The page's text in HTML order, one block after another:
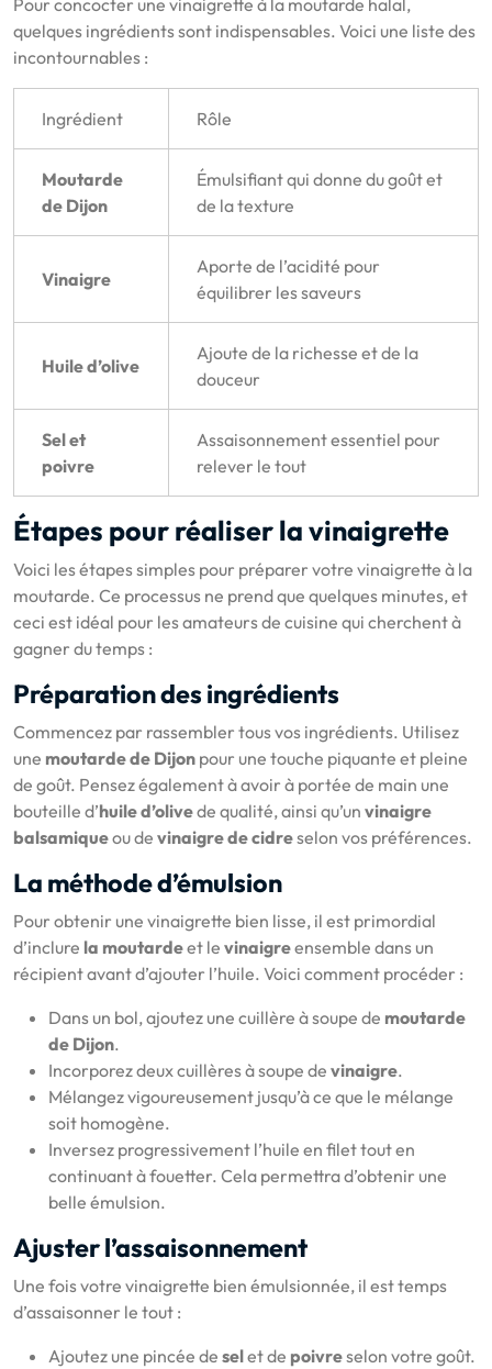
quelques ingrédients sont indispensables. Voici une liste des
incontournables :
Ingrédient Rôle
Moutarde
de Dijon
Émulsifiant qui donne du goût et
de la texture
Vinaigre
Aporte de l’acidité pour
équilibrer les saveurs
Huile d’olive
Ajoute de la richesse et de la
douceur
Sel et
poivre
Assaisonnement essentiel pour
relever le tout
Étapes pour réaliser la vinaigrette
Voici les étapes simples pour préparer votre vinaigrette à la
moutarde. Ce processus ne prend que quelques minutes, et
ceci est idéal pour les amateurs de cuisine qui cherchent à
gagner du temps :
Préparation des ingrédients
Commencez par rassembler tous vos ingrédients. Utilisez
une moutarde de Dijon pour une touche piquante et pleine
de goût. Pensez également à avoir à portée de main une
bouteille d’huile d’olivede qualité, ainsi qu’un vinaigre
balsamiqueou de vinaigre de cidreselon vos préférences.
La méthode d’émulsion
Pour obtenir une vinaigrette bien lisse, il est primordial
d’inclure la moutardeet le vinaigreensemble dans un
récipient avant d’ajouter l’huile. Voici comment procéder :
Dans un bol, ajoutez une cuillère à soupe de moutarde
de Dijon.
Incorporez deux cuillères à soupe de vinaigre.
Mélangez vigoureusement jusqu’à ce que le mélange
soit homogène.
Inversez progressivement l’huile en filet tout en
continuant à fouetter. Cela permettra d’obtenir une
belle émulsion.
Ajuster l’assaisonnement
Une fois votre vinaigrette bien émulsionnée, il est temps
d’assaisonner le tout :
Ajoutez une pincée de selet de poivreselon votre goût.